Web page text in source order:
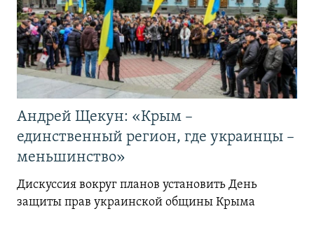
Андрей Щекун: «Крым –
единственный регион, где украинцы –
меньшинство»
Дискуссия вокруг планов установить День
защиты прав украинской общины Крыма